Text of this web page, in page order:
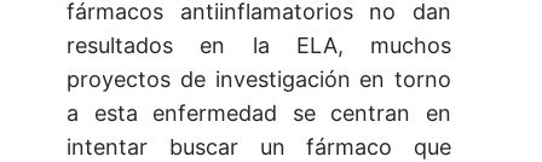
fármacos antiinflamatorios no dan
resultados en la ELA, muchos
proyectos de investigación en torno
a esta enfermedad se centran en
intentar buscar un fármaco que